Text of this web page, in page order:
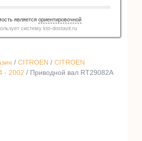
/ CITROEN / CITROEN
- 2002 / Приводной вал RT29082A
является ориентировочной
систему kto-dostavit.ru